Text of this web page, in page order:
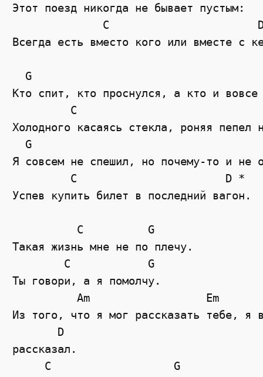
Этот поезд никогда не бывает пустым:
C
Всегда есть вместо кого или вместе с
G
Кто спит, кто проснулся, а кто и
C
Холодного касаясь стекла, роняя пепел
G
Я совсем не спешил, но почему-то и не
         C                       D *
Успев купить билет в последний вагон.
          C          G
Такая жизнь мне не по плечу.
        C            G
Ты говори, а я помолчу.
          Am                  Em
Из того, что я мог рассказать тебе, я
       D
рассказал.
     C                   G